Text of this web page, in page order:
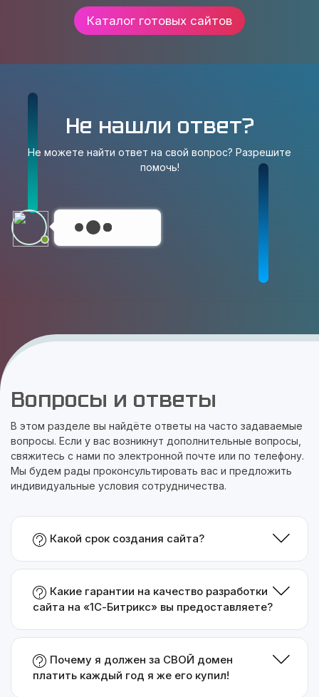
Каталог готовых сайтов
Не нашли ответ?
Не можете найти ответ на свой вопрос? Разрешите
помочь!
Вопросы и ответы
В этом разделе вы найдёте ответы на часто задаваемые
вопросы. Если у вас возникнут дополнительные вопросы,
свяжитесь с нами по электронной почте или по телефону.
Мы будем рады проконсультировать вас и предложить
индивидуальные условия сотрудничества.
Какой срок создания сайта?
Какие гарантии на качество разработки
сайта на «1С-Битрикс» вы предоставляете?
Почему я должен за СВОЙ домен
платить каждый год я же его купил!